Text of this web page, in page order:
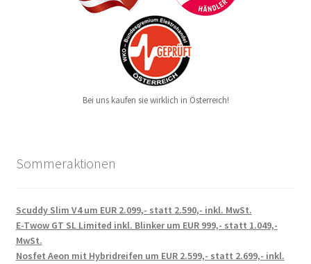
Bei uns kaufen sie wirklich in Österreich!
Sommeraktionen
Scuddy Slim V4 um EUR 2.099,- statt 2.590,- inkl. MwSt.
E-Twow GT SL Limited inkl. Blinker um EUR 999,- statt 1.049,-
MwSt.
Nosfet Aeon mit Hybridreifen um EUR 2.599,- statt 2.699,- inkl.